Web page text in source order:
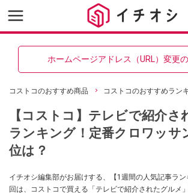
ホームページアドレス（URL）変更
コストコのおすすめ商品 コストコのおすすめラン
【コストコ】テレビで紹介さ
ランキング！定番クロワッサ
位は？
イチオシ編集部がお届けする、【1週間の人気記事ラ
回は、コストコで買える「テレビで紹介されたグルメ